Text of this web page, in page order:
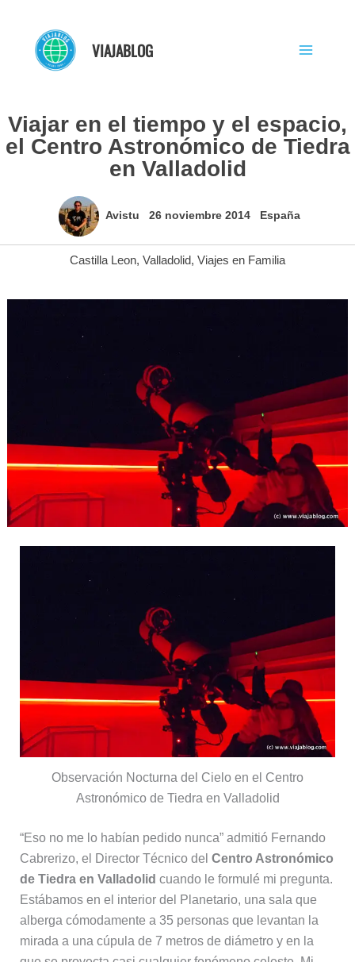
contenido
VIAJABLOG
Viajar en el tiempo y el espacio,
el Centro Astronómico de Tiedra
en Valladolid
Avistu 26 noviembre 2014 España
Castilla Leon, Valladolid, Viajes en Familia
Observación Nocturna del Cielo en el Centro
Astronómico de Tiedra en Valladolid
“Eso no me lo habían pedido nunca” admitió Fernando
Cabrerizo, el Director Técnico del Centro Astronómico
de Tiedra en Valladolid cuando le formulé mi pregunta.
Estábamos en el interior del Planetario, una sala que
alberga cómodamente a 35 personas que levantan la
mirada a una cúpula de 7 metros de diámetro y en la